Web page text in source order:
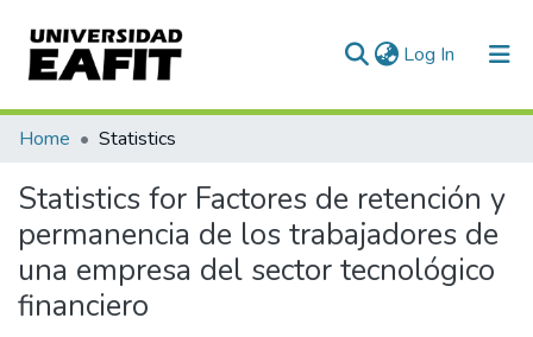
Log In (current)
Communities & Collections
All of DSpace
Home Statistics
Statistics for Factores de retención y
permanencia de los trabajadores de
una empresa del sector tecnológico
financiero